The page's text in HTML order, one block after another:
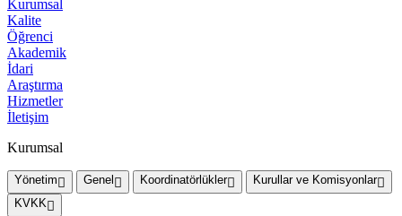
Kurumsal
Kalite
Öğrenci
Akademik
İdari
Araştırma
Hizmetler
İletişim
Kurumsal
Yönetim Genel Koordinatörlükler
Kurullar ve Komisyonlar
KVKK